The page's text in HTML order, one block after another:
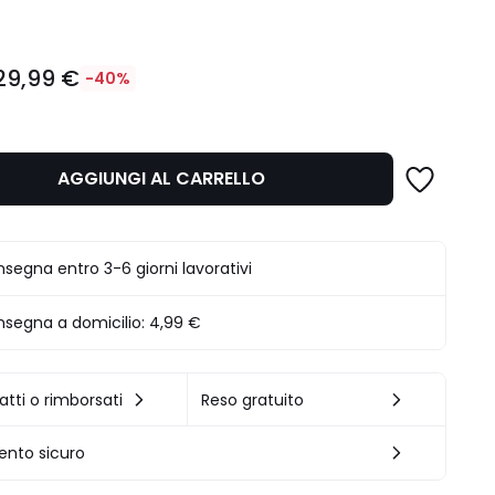
€ -40%
AGGIUNGI AL CARRELLO
entro 3-6 giorni lavorativi
a domicilio: 4,99 €
o rimborsati Reso gratuito
sicuro